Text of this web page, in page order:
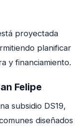
proyectada
planificar
y financiamiento.
Felipe
subsidio DS19,
diseñados